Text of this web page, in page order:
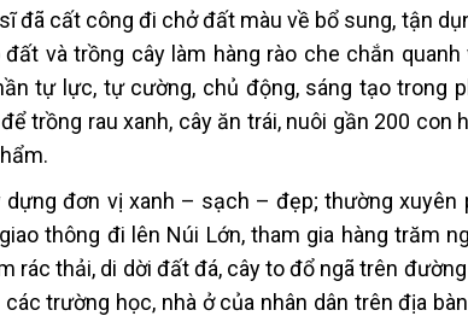
đã cất công đi chở đất màu về bổ sung, tận
và trồng cây làm hàng rào che chắn
tự lực, tự cường, chủ động, sáng tạo trong
trồng rau xanh, cây ăn trái, nuôi gần 200 con
dựng đơn vị xanh – sạch – đẹp; thường xuyên
thông đi lên Núi Lớn, tham gia hàng trăm
rác thải, di dời đất đá, cây to đổ ngã trên
trường học, nhà ở của nhân dân trên địa